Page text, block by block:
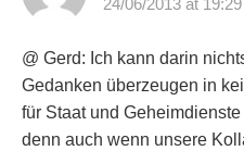
24/06/2013 at 19:29
@ Gerd: Ich kann darin
Gedanken überzeugen in
für Staat und
denn auch wenn unsere